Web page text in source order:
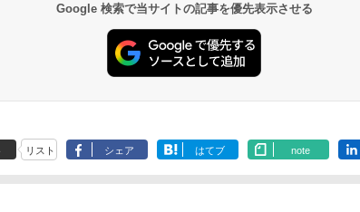
Google 検索で当サイトの記事を優先表示させる
リスト シェア はてブ note